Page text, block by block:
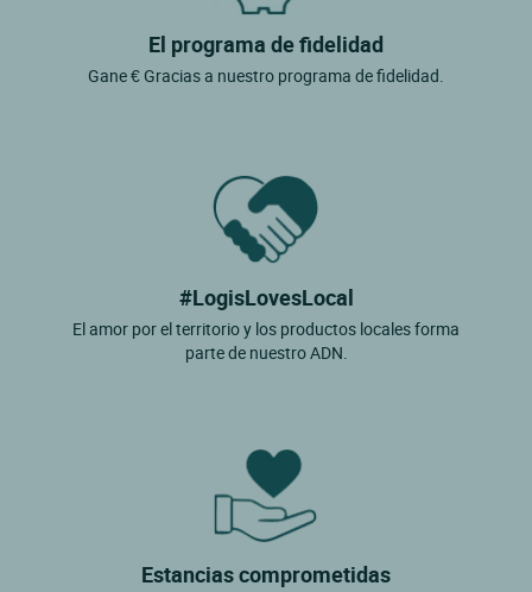
El programa de fidelidad
Gane € Gracias a nuestro programa de fidelidad.
#LogisLovesLocal
El amor por el territorio y los productos locales forma
parte de nuestro ADN.
Estancias comprometidas